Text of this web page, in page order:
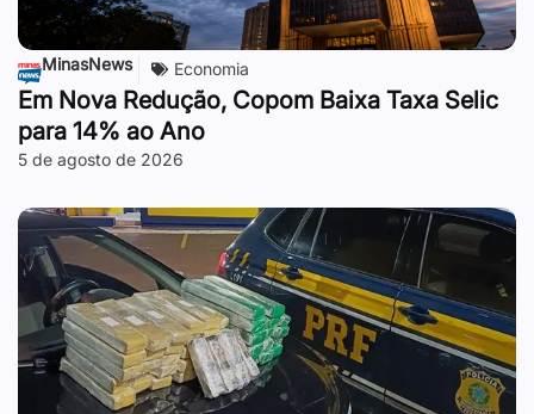
MinasNews Economia
Em Nova Redução, Copom Baixa Taxa Selic
para 14% ao Ano
5 de agosto de 2026